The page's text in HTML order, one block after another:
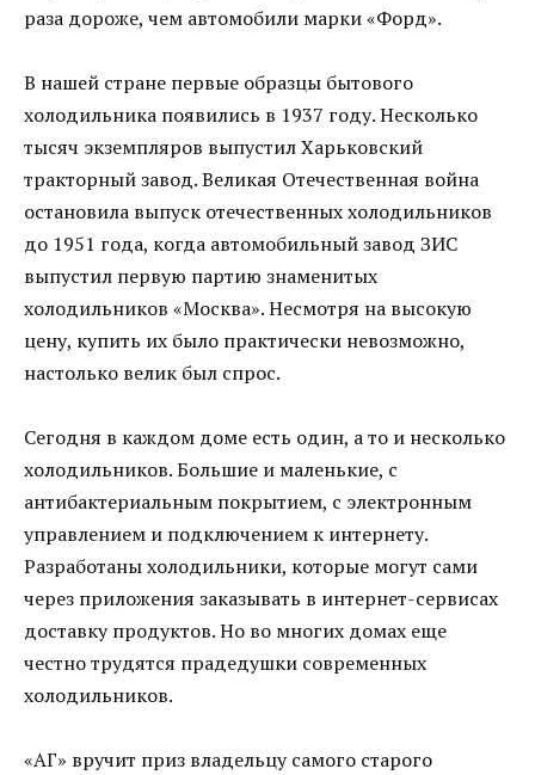
раза дороже, чем автомобили марки «Форд».
В нашей стране первые образцы бытового
холодильника появились в 1937 году. Несколько
тысяч экземпляров выпустил Харьковский
тракторный завод. Великая Отечественная война
остановила выпуск отечественных холодильников
до 1951 года, когда автомобильный завод ЗИС
выпустил первую партию знаменитых
холодильников «Москва». Несмотря на высокую
цену, купить их было практически невозможно,
настолько велик был спрос.
Сегодня в каждом доме есть один, а то и несколько
холодильников. Большие и маленькие, с
антибактериальным покрытием, с электронным
управлением и подключением к интернету.
Разработаны холодильники, которые могут сами
через приложения заказывать в интернет-сервисах
доставку продуктов. Но во многих домах еще
честно трудятся прадедушки современных
холодильников.
«АГ» вручит приз владельцу самого старого